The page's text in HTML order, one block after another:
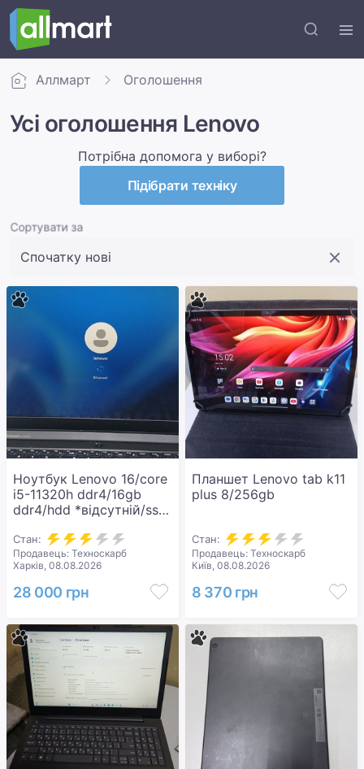
Аллмарт Оголошення
Усі оголошення Lenovo
Потрібна допомога у виборі?
Підібрати техніку
Сортувати за
Ноутбук Lenovo 16/core
i5-11320h ddr4/16gb
ddr4/hdd *відсутній/ssd
4gb
Стан:
Продавець: Техноскарб
Харків, 08.08.2026
28 000 грн
Планшет Lenovo tab k11
plus 8/256gb
Стан:
Продавець: Техноскарб
Київ, 08.08.2026
8 370 грн